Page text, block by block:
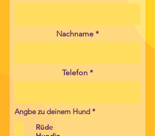
Nachname
Telefon
Angbe zu deinem Hund *P
Rüde